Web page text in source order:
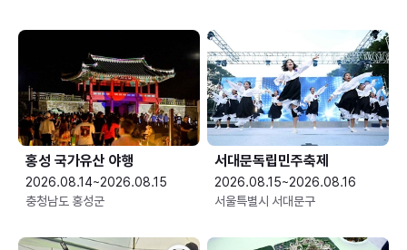
홍성 국가유산 야행
2026.08.14~2026.08.15
충청남도 홍성군
서대문독립민주축제
2026.08.15~2026.08.16
서울특별시 서대문구